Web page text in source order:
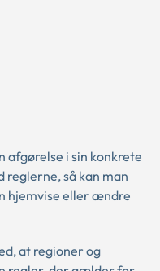
afgørelse i sin konkrete
reglerne, så kan man
hjemvise eller ændre
at regioner og